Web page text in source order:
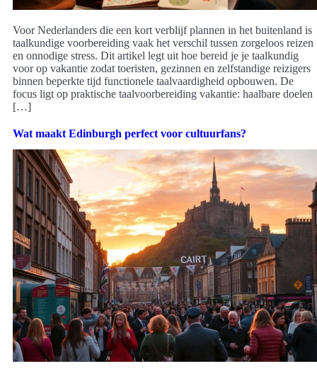
Voor Nederlanders die een kort verblijf plannen in het buitenland is
taalkundige voorbereiding vaak het verschil tussen zorgeloos reizen
en onnodige stress. Dit artikel legt uit hoe bereid je je taalkundig
voor op vakantie zodat toeristen, gezinnen en zelfstandige reizigers
binnen beperkte tijd functionele taalvaardigheid opbouwen. De
focus ligt op praktische taalvoorbereiding vakantie: haalbare doelen
[…]
Wat maakt Edinburgh perfect voor cultuurfans?